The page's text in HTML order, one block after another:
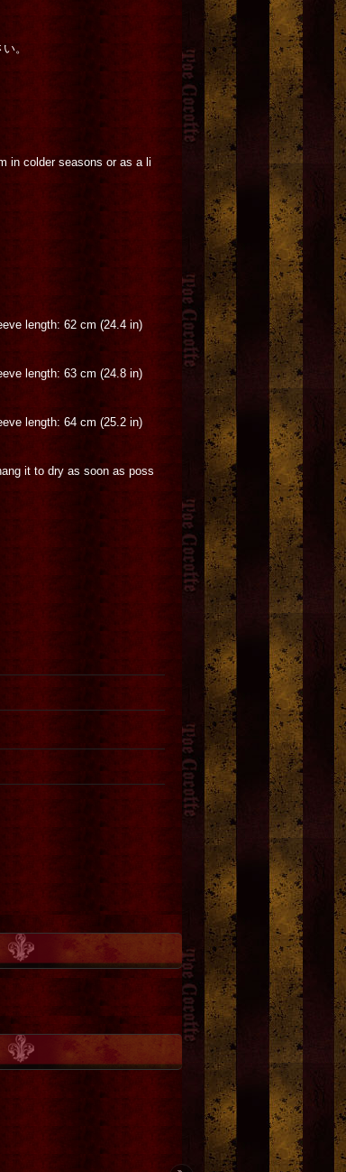
。
in colder seasons or as a li
length: 62 cm (24.4 in)
length: 63 cm (24.8 in)
length: 64 cm (25.2 in)
it to dry as soon as poss